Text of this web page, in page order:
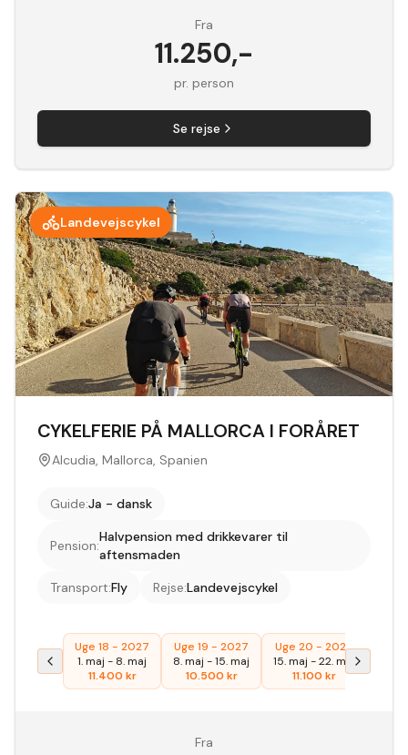
Fra
11.250,-
pr. person
Se rejse
Landevejscykel
CYKELFERIE PÅ MALLORCA I FORÅRET
Alcudia, Mallorca, Spanien
Guide:Ja - dansk
Pension:
Halvpension med drikkevarer til
aftensmaden
Transport:Fly Rejse:Landevejscykel
Uge 18 - 2027
1. maj - 8. maj
11.400 kr
Uge 19 - 2027
8. maj -15. maj
10.500 kr
Uge 20 - 2027
15. maj -22. maj
11.100 kr
Fra